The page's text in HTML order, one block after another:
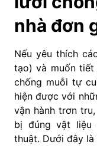
nhà đơn
Nếu yêu thích
tạo) và muốn
chống muỗi tự
hiện được với
vận hành trơn
bị đúng vật liệu
thuật. Dưới đây